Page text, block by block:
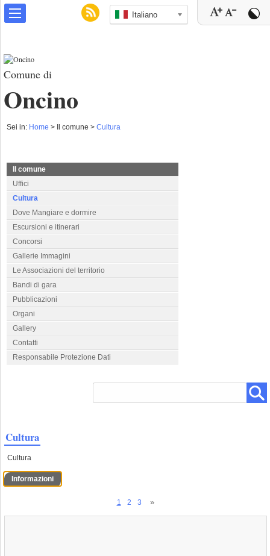
Italiano
Comune di
Oncino
Sei in: Home > Il comune > Cultura
Il comune
Uffici
Cultura
Dove Mangiare e dormire
Escursioni e itinerari
Concorsi
Gallerie Immagini
Le Associazioni del territorio
Bandi di gara
Pubblicazioni
Organi
Gallery
Contatti
Responsabile Protezione Dati
Cultura
Cultura
Informazioni
1 2 3